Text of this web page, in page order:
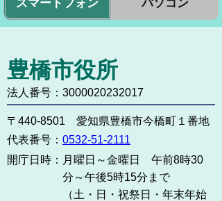
スマートフォン パソコン
豊橋市役所
法人番号：3000020232017
〒440-8501 愛知県豊橋市今橋町１番地
代表番号： 0532-51-2111
開庁日時： 月曜日～金曜日 午前8時30
分～午後5時15分まで
（土・日・祝祭日・年末年始